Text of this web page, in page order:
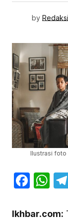
by Redaksi
Ilustrasi foto
Ikhbar.com: